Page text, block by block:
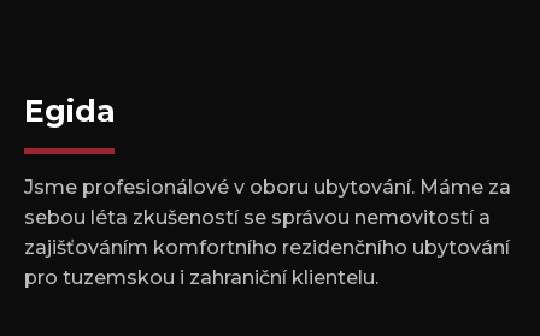
Egida
Jsme profesionálové v oboru ubytování. Máme za
sebou léta zkušeností se správou nemovitostí a
zajišťováním komfortního rezidenčního ubytování
pro tuzemskou i zahraniční klientelu.